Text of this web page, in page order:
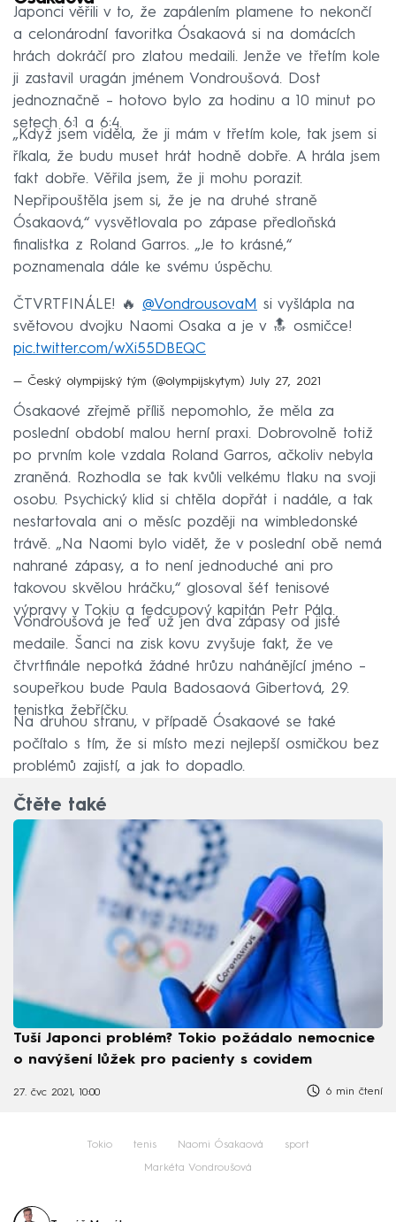
Japonci věřili v to, že zapálením plamene to nekončí
a celonárodní favoritka Ósakaová si na domácích
hrách dokráčí pro zlatou medaili. Jenže ve třetím kole
ji zastavil uragán jménem Vondroušová. Dost
jednoznačně – hotovo bylo za hodinu a 10 minut po
setech 6:1 a 6:4.
„Když jsem viděla, že ji mám v třetím kole, tak jsem si
říkala, že budu muset hrát hodně dobře. A hrála jsem
fakt dobře. Věřila jsem, že ji mohu porazit.
Nepřipouštěla jsem si, že je na druhé straně
Ósakaová,“ vysvětlovala po zápase předloňská
finalistka z Roland Garros. „Je to krásné,“
poznamenala dále ke svému úspěchu.
ČTVRTFINÁLE! 🔥 @VondrousovaM si vyšlápla na
světovou dvojku Naomi Osaka a je v 🔝 osmičce!
pic.twitter.com/wXi55DBEQC
— Český olympijský tým (@olympijskytym) July 27, 2021
Ósakaové zřejmě příliš nepomohlo, že měla za
poslední období malou herní praxi. Dobrovolně totiž
po prvním kole vzdala Roland Garros, ačkoliv nebyla
zraněná. Rozhodla se tak kvůli velkému tlaku na svoji
osobu. Psychický klid si chtěla dopřát i nadále, a tak
nestartovala ani o měsíc později na wimbledonské
trávě. „Na Naomi bylo vidět, že v poslední obě nemá
nahrané zápasy, a to není jednoduché ani pro
takovou skvělou hráčku,“ glosoval šéf tenisové
výpravy v Tokiu a fedcupový kapitán Petr Pála.
Vondroušová je teď už jen dva zápasy od jisté
medaile. Šanci na zisk kovu zvyšuje fakt, že ve
čtvrtfinále nepotká žádné hrůzu nahánějící jméno –
soupeřkou bude Paula Badosaová Gibertová, 29.
tenistka žebříčku.
Na druhou stranu, v případě Ósakaové se také
počítalo s tím, že si místo mezi nejlepší osmičkou bez
problémů zajistí, a jak to dopadlo.
Čtěte také
Tuší Japonci problém? Tokio požádalo nemocnice
o navýšení lůžek pro pacienty s covidem
27. čvc 2021, 10:00 6 min čtení
Tokio tenis Naomi Ósakaová sport
Markéta Vondroušová